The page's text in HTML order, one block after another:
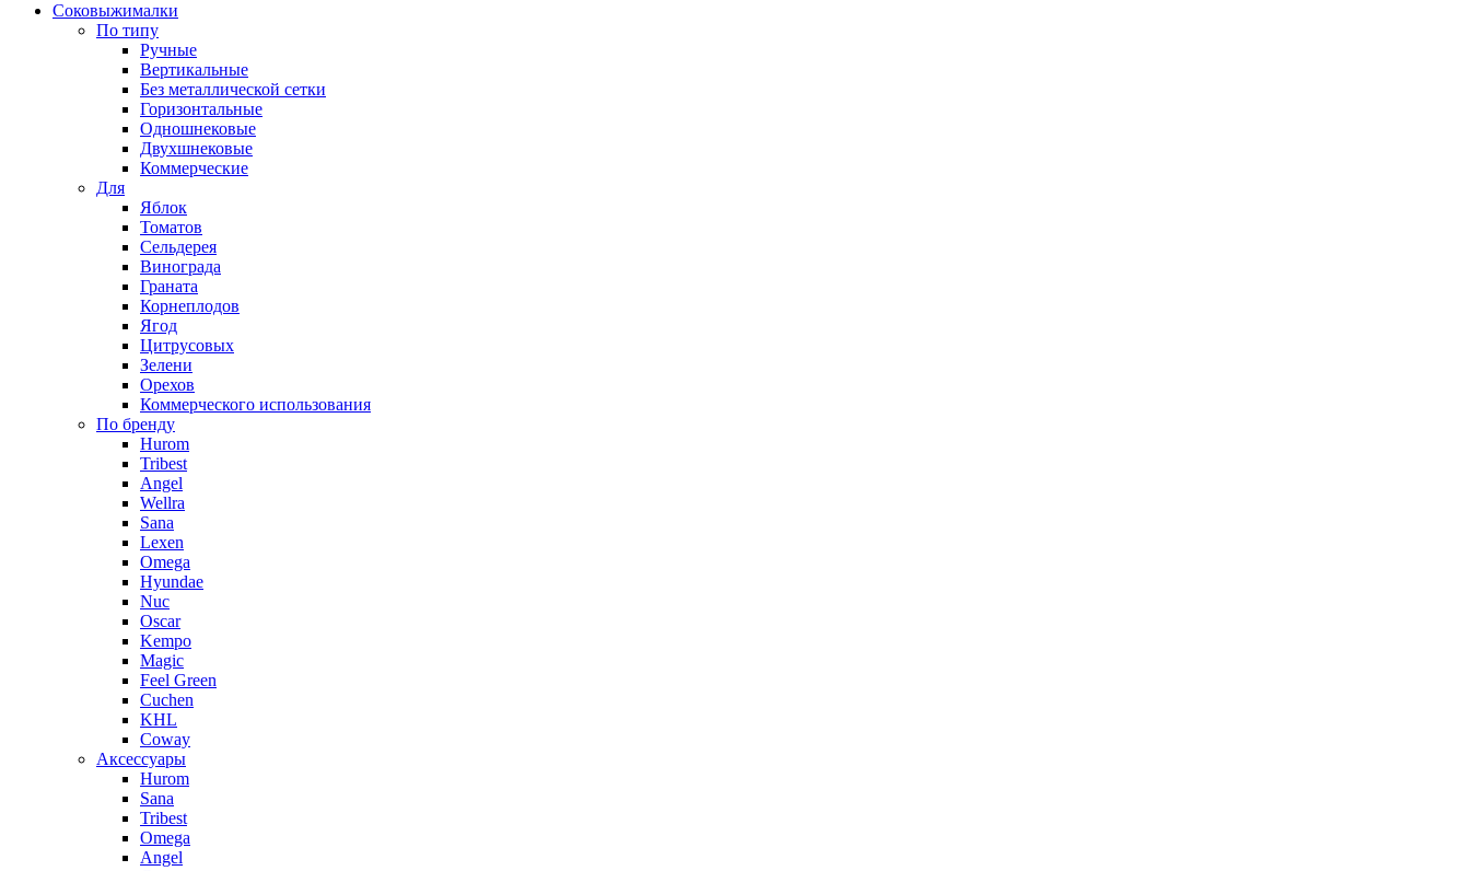
Соковыжималки
По типу
Ручные
Вертикальные
Без металлической сетки
Горизонтальные
Одношнековые
Двухшнековые
Коммерческие
Для
Яблок
Томатов
Cельдерея
Винограда
Граната
Корнеплодов
Ягод
Цитрусовых
Зелени
Орехов
Коммерческого использования
По бренду
Hurom
Tribest
Angel
Wellra
Sana
Lexen
Omega
Hyundae
Nuc
Oscar
Kempo
Magic
Feel Green
Cuchen
KHL
Coway
Аксессуары
Hurom
Sana
Tribest
Omega
Angel